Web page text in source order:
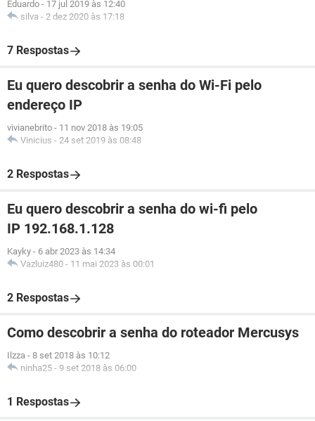
Eduardo - 17 jul 2019 às 12:40
silva - 2 dez 2020 às 17:18
7 Respostas
Eu quero descobrir a senha do Wi-Fi pelo
endereço IP
vivianebrito - 11 nov 2018 às 19:05
Vinicius - 24 set 2019 às 08:48
2 Respostas
Eu quero descobrir a senha do wi-fi pelo
IP 192.168.1.128
Kayky - 6 abr 2023 às 14:34
Vazluiz480 - 11 mai 2023 às 00:01
2 Respostas
Como descobrir a senha do roteador Mercusys
Ilzza - 8 set 2018 às 10:12
ninha25 - 9 set 2018 às 06:00
1 Respostas